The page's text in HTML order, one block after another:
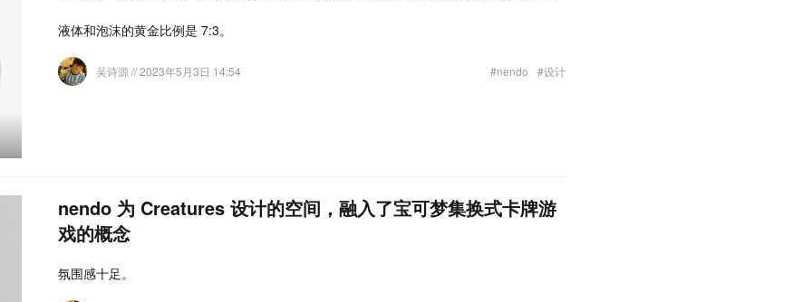
液体和泡沫的黄金比例是 7:3。
吴诗源 // 2023年5月3日 14:54 #nendo #设计
nendo 为 Creatures 设计的空间，融入了宝可梦集换式卡牌游
戏的概念
氛围感十足。